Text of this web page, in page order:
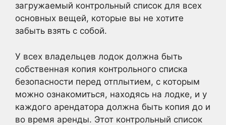
загружаемый контрольный список для всех
основных вещей, которые вы не хотите
забыть взять с собой.
У всех владельцев лодок должна быть
собственная копия контрольного списка
безопасности перед отплытием, с которым
можно ознакомиться, находясь на лодке, и у
каждого арендатора должна быть копия до и
во время аренды. Этот контрольный список